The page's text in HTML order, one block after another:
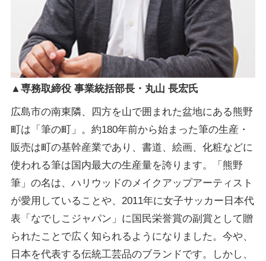
▲専務取締役 事業統括部長・丸山 長宏氏
広島市の南東隣、四方を山で囲まれた盆地にある熊野
町は「筆の町」。約180年前から始まった筆の生産・
販売は町の基幹産業であり、書道、絵画、化粧などに
使われる筆は国内最大の生産量を誇ります。「熊野
筆」の名は、ハリウッドのメイクアップアーティスト
が愛用していることや、2011年に女子サッカー日本代
表「なでしこジャパン」に国民栄誉賞の副賞として贈
られたことで広く知られるようになりました。今や、
日本を代表する伝統工芸品のブランドです。しかし、